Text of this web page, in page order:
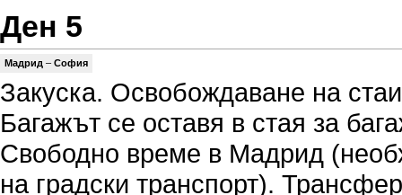
Ден 5
Мадрид – София
Закуска. Освобождаване на
Багажът се оставя в стая за
Свободно време в Мадрид
на градски транспорт).